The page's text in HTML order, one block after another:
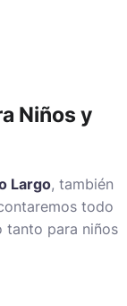
Niños y
Largo, también
todo
tanto para niños